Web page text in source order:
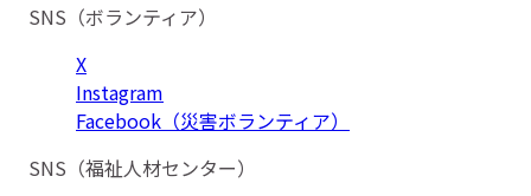
SNS（ボランティア）
X
Instagram
Facebook（災害ボランティア）
SNS（福祉人材センター）